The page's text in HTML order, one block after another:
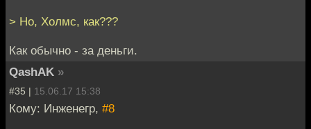
> Но, Холмс, как???
Как обычно - за деньги.
QashAK »
#35 | 15.06.17 15:38
Кому: Инженегр, #8